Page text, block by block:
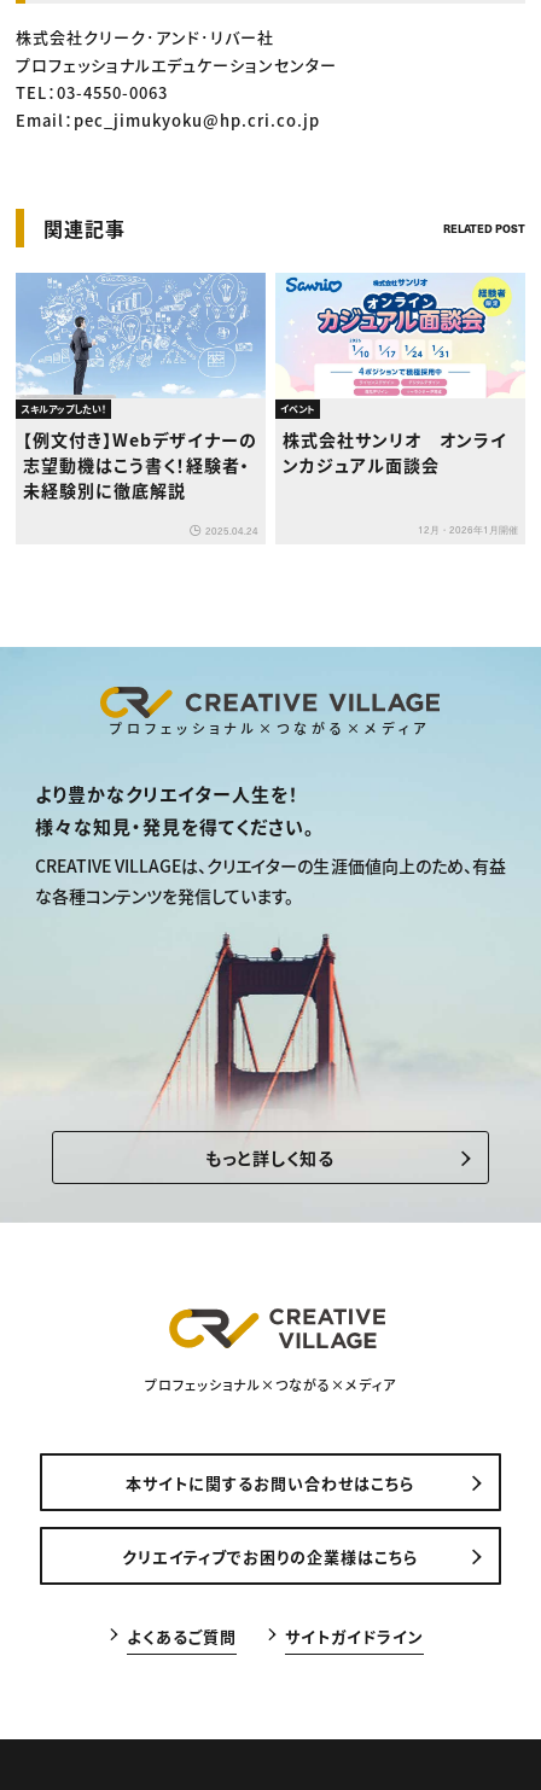
株式会社クリーク･アンド･リバー社
プロフェッショナルエデュケーションセンター
TEL：03-4550-0063
Email：pec_jimukyoku@hp.cri.co.jp
関連記事 RELATED POST
スキルアップしたい！
【例文付き】Webデザイナーの
志望動機はこう書く！経験者・
未経験別に徹底解説
2025.04.24
イベント
株式会社サンリオ オンライ
ンカジュアル面談会
12月・2026年1月開催
プロフェッショナル×つながる×メディア
より豊かなクリエイター人生を！
様々な知見・発見を得てください。
CREATIVE VILLAGEは、クリエイターの生涯価値向上のため、有益
な各種コンテンツを発信しています。
もっと詳しく知る
プロフェッショナル×つながる×メディア
本サイトに関するお問い合わせはこちら
クリエイティブでお困りの企業様はこちら
よくあるご質問 サイトガイドライン